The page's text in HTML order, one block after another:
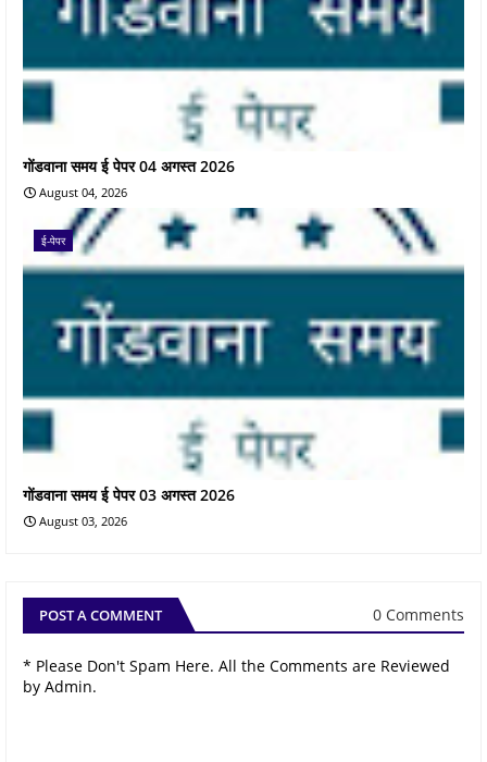
गोंडवाना समय ई पेपर 04 अगस्त 2026
August 04, 2026
ई-पेपर
गोंडवाना समय ई पेपर 03 अगस्त 2026
August 03, 2026
POST A COMMENT 0 Comments
* Please Don't Spam Here. All the Comments are Reviewed
by Admin.